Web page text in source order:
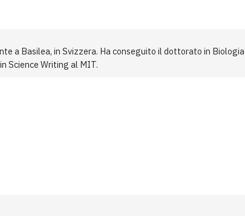
a Basilea, in Svizzera. Ha conseguito il dottorato in Biologia
Science Writing al MIT.